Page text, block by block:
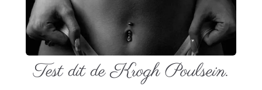
Test dit de Krogh Poulsein.